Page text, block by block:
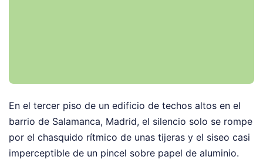
En el tercer piso de un edificio de techos altos en el
barrio de Salamanca, Madrid, el silencio solo se rompe
por el chasquido rítmico de unas tijeras y el siseo casi
imperceptible de un pincel sobre papel de aluminio.